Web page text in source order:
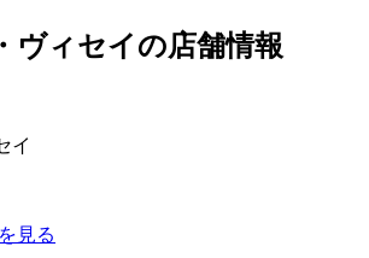
ヴィセイの店舗情報
イ
見る